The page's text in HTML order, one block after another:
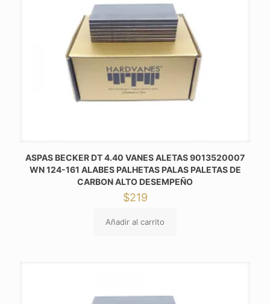
ASPAS BECKER DT 4.40 VANES ALETAS 9013520007
WN 124-161 ALABES PALHETAS PALAS PALETAS DE
CARBON ALTO DESEMPEÑO
$219
Añadir al carrito